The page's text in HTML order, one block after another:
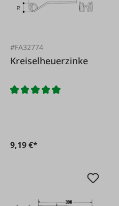
#FA32774
Kreiselheuerzinke
9,19 €*